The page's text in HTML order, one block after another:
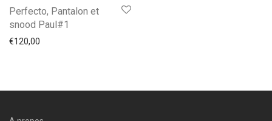
Perfecto, Pantalon et
snood Paul#1
€120,00